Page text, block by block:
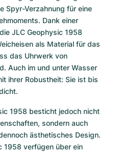
Spyr-Verzahnung für eine
Dank einer
JLC Geophysic 1958
als Material für das
das Uhrwerk von
Auch im und unter Wasser
ihrer Robustheit: Sie ist bis
1958 besticht jedoch nicht
sondern auch
ästhetisches Design.
1958 verfügen über ein